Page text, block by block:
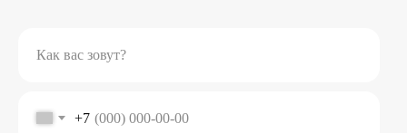
Как вас зовут?
+7